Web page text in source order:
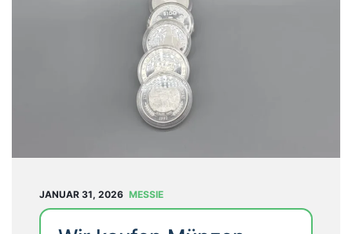
JANUAR 31, 2026 MESSIE